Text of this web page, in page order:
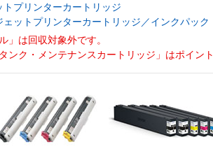
トプリンターカートリッジ
ェットプリンターカートリッジ／インクパック
」は回収対象外です。
ンク・メンテナンスカートリッジ」はポイン